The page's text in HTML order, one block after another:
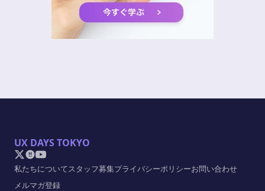
UX DAYS TOKYO
私たちについてスタッフ募集プライバシーポリシーお問い合わせ
メルマガ登録